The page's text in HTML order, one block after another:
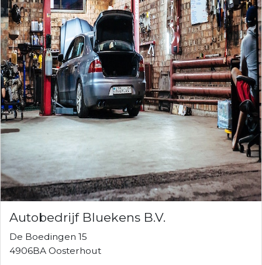
Autobedrijf Bluekens B.V.
De Boedingen 15
4906BA Oosterhout